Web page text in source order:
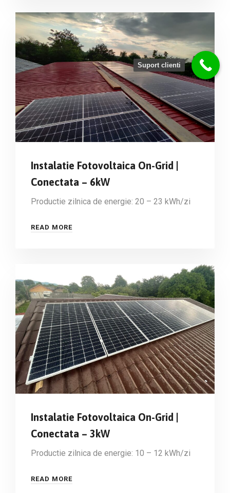
Instalatie Fotovoltaica On-Grid |
Conectata – 6kW
Productie zilnica de energie: 20 – 23 kWh/zi
READ MORE
Instalatie Fotovoltaica On-Grid |
Conectata – 3kW
Productie zilnica de energie: 10 – 12 kWh/zi
READ MORE
Suport clienti